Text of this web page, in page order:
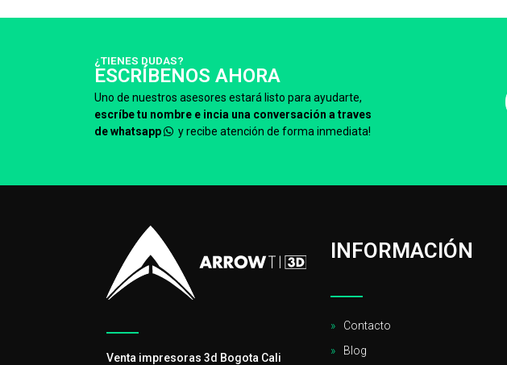
¿TIENES DUDAS?
ESCRÍBENOS AHORA
Uno de nuestros asesores estará listo para ayudarte,
escríbe tu nombre e incia una conversación a traves
de whatsapp
y recibe atención de forma inmediata!
Venta impresoras 3d Bogota Cali
INFORMACIÓN
Contacto
Blog